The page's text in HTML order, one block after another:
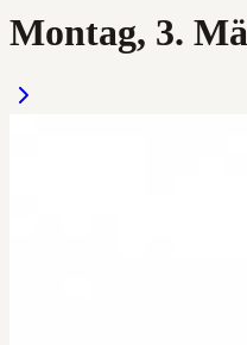
Montag, 3.